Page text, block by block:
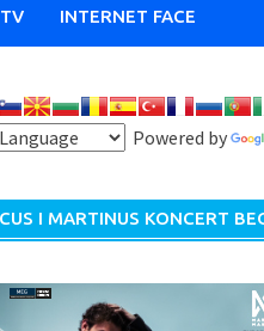
INTERNET FACE
Powered by
I MARTINUS KONCERT